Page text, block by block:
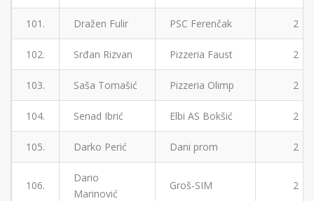
101. Dražen Fulir PSC Ferenčak 2
102. Srđan Rizvan Pizzeria Faust 2
103. Saša Tomašić Pizzeria Olimp 2
104. Senad Ibrić Elbi AS Bokšić 2
105. Darko Perić Dani prom 2
106.
Dario
Marinović
Groš-SIM 2